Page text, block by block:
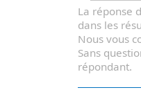
La réponse
dans les
Nous vous
Sans
répondant.